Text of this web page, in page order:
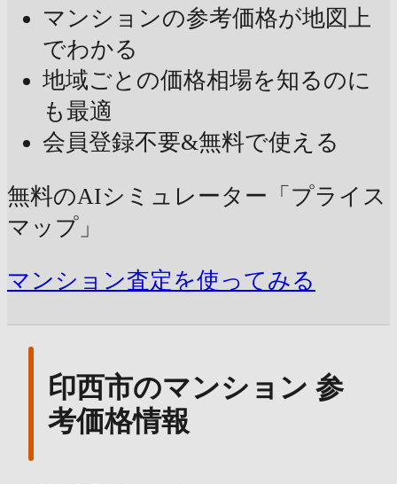
マンションの参考価格が地図上
でわかる
地域ごとの価格相場を知るのに
も最適
会員登録不要&無料で使える
無料のAIシミュレーター「プライス
マップ」
マンション査定を使ってみる
印西市のマンション 参
考価格情報